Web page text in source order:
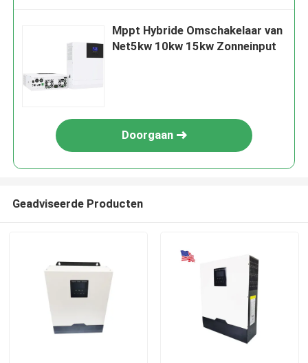
Mppt Hybride Omschakelaar van
Net5kw 10kw 15kw Zonneinput
Doorgaan
Geadviseerde Producten